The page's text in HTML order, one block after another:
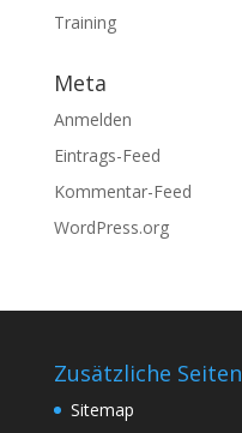
Training
Meta
Anmelden
Eintrags-Feed
Kommentar-Feed
WordPress.org
Zusätzliche Seiten
Sitemap